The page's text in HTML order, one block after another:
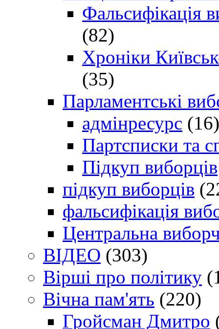
Фальсифікація
(82)
Хроніки
(35)
Парламентські
адмінресурс (16)
Партсписки та
Підкуп виборців
підкуп виборців
фальсифікація
Центральна
ВІДЕО (303)
Вірші про політику
Вічна пам'ять (220)
Гройсман Дмитро